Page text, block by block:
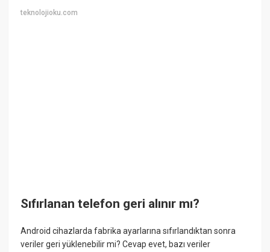
teknolojioku.com
Sıfırlanan telefon geri alınır mı?
Android cihazlarda fabrika ayarlarına sıfırlandıktan sonra
veriler geri yüklenebilir mi? Cevap evet, bazı veriler